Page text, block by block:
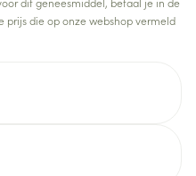
prijs die op onze webshop vermeld